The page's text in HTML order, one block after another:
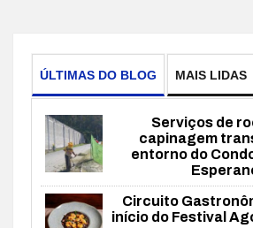
ÚLTIMAS DO BLOG MAIS LIDAS
Serviços de
capinagem
entorno do
Circuito
início do Festival